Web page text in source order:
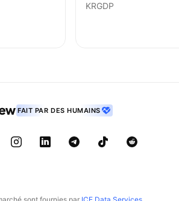
KRGDP
FAIT PAR DES HUMAINS